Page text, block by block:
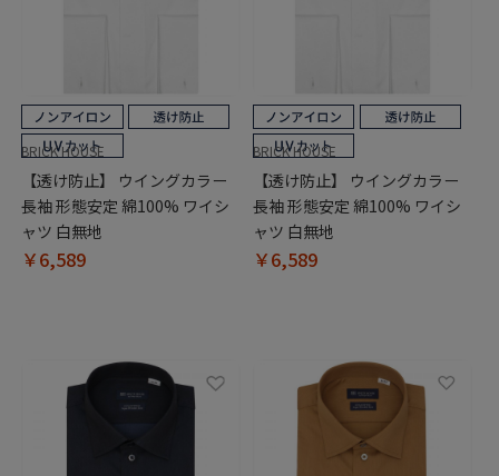
BRICK HOUSE
【透け防止】 ウイングカラー
長袖 形態安定 綿100% ワイシ
ャツ 白無地
￥6,589
BRICK HOUSE
【透け防止】 ウイングカラー
長袖 形態安定 綿100% ワイシ
ャツ 白無地
￥6,589